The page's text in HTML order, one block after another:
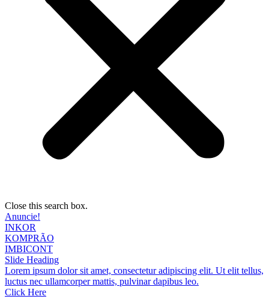
Close this search box.
Anuncie!
INKOR
KOMPRÃO
IMBICONT
Slide Heading
Lorem ipsum dolor sit amet, consectetur adipiscing elit. Ut elit tellus,
luctus nec ullamcorper mattis, pulvinar dapibus leo.
Click Here